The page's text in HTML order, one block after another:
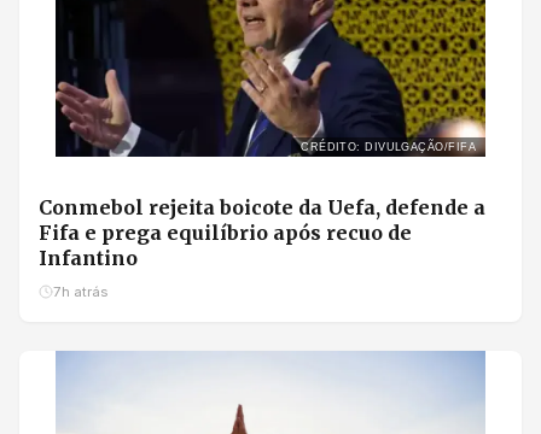
CRÉDITO: DIVULGAÇÃO/FIFA
Conmebol rejeita boicote da Uefa, defende a
Fifa e prega equilíbrio após recuo de
Infantino
7h atrás